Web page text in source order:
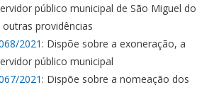
público municipal de São Miguel do
providências
2021 : Dispõe sobre a exoneração, a
público municipal
2021 : Dispõe sobre a nomeação dos